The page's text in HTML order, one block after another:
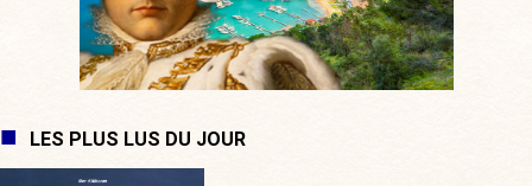
LES PLUS LUS DU JOUR